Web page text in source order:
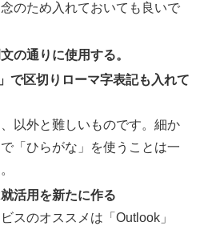
のため入れておいても良いで
の通りに使用する。
で区切りローマ字表記も入れて
以外と難しいものです。細か
「ひらがな」を使うことは一
活用を新たに作る
スのオススメは「Outlook」